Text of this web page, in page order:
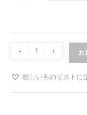
- + お
欲しいものリストに